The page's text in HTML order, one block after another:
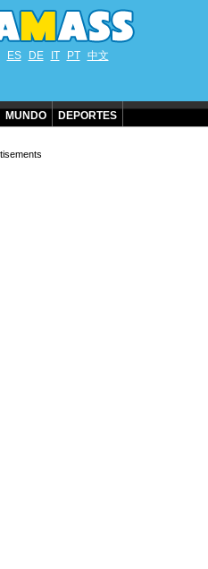
ES DE IT PT 中文
MUNDO DEPORTES